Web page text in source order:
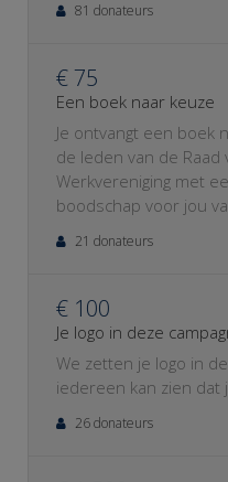
81 donateurs
€ 75
Een boek naar keuze
Je ontvangt een boek
de leden van de Raad
Werkvereniging met
boodschap voor jou
21 donateurs
€ 100
Je logo in deze
We zetten je logo in
iedereen kan zien dat
26 donateurs